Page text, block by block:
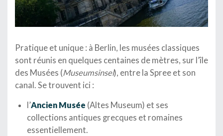
Pratique et unique : à Berlin, les musées classiques
sont réunis en quelques centaines de mètres, sur l’île
des Musées (Museumsinsel), entre la Spree et son
canal. Se trouvent ici :
l’Ancien Musée (Altes Museum) et ses
collections antiques grecques et romaines
essentiellement.